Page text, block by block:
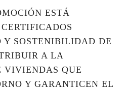
ESTÁ
Y SOSTENIBILIDAD DE
A LA
VIVIENDAS QUE
Y GARANTICEN EL